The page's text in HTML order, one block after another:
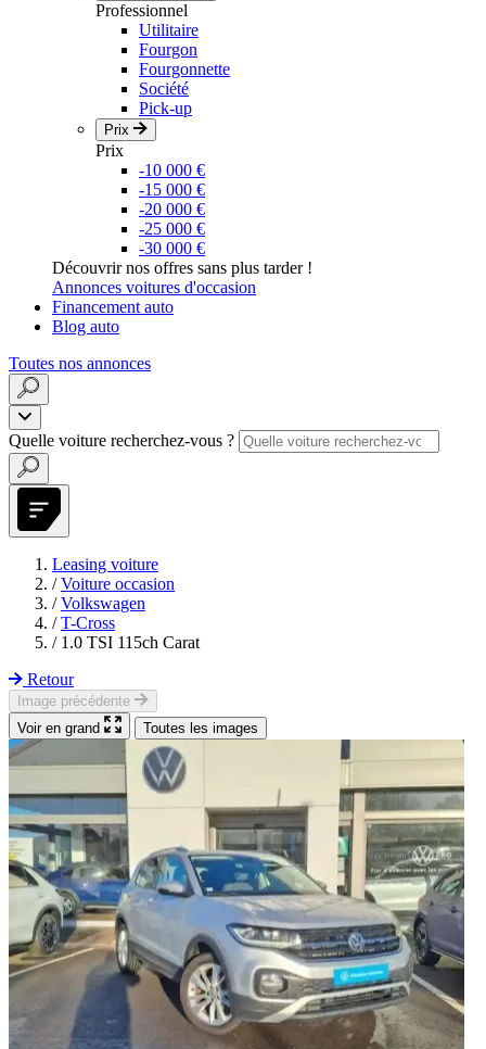
Professionnel
Utilitaire
Fourgon
Fourgonnette
Société
Pick-up
Prix
Prix
-10 000 €
-15 000 €
-20 000 €
-25 000 €
-30 000 €
Découvrir nos offres sans plus tarder !
Annonces voitures d'occasion
Financement auto
Blog auto
Toutes nos annonces
Quelle voiture recherchez-vous ?
Leasing voiture
/ Voiture occasion
/ Volkswagen
/ T-Cross
/ 1.0 TSI 115ch Carat
Retour
Image précédente
Voir en grand
Toutes les images